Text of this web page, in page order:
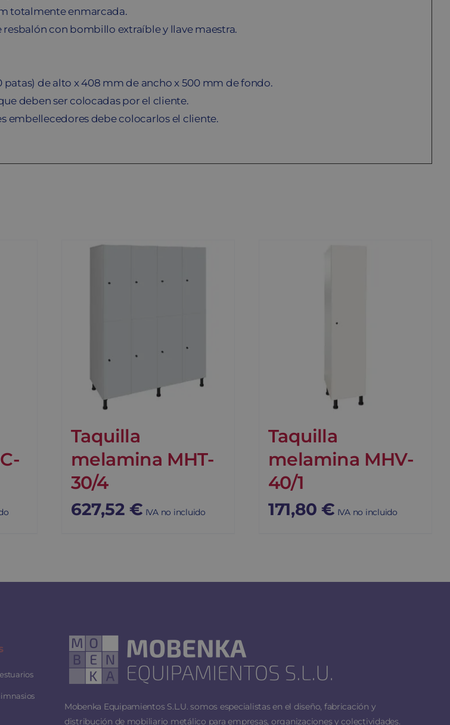
totalmente enmarcada.
resbalón con bombillo extraíble y llave maestra.
patas) de alto x 408 mm de ancho x 500 mm de fondo.
deben ser colocadas por el cliente.
embellecedores debe colocarlos el cliente.
Taquilla
melamina MHT-
30/4
627,52 € IVA no incluido
Taquilla
melamina MHV-
40/1
171,80 € IVA no incluido
Mobenka Equipamientos S.L.U. somos especialistas en el diseño, fabricación y
distribución de mobiliario metálico para empresas, organizaciones y colectividades.